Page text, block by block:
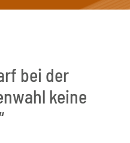
Alle Dokumenttypen
bei der
keine